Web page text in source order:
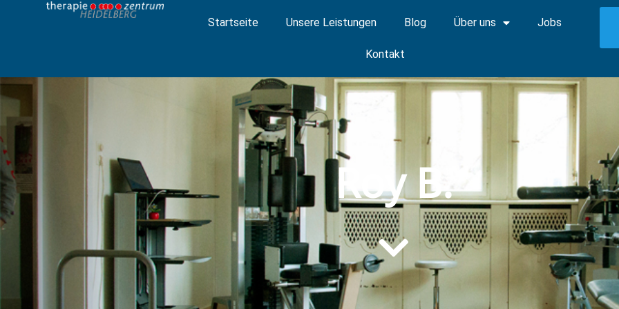
Startseite Unsere Leistungen Blog Über uns Jobs
Kontakt
Roy B.